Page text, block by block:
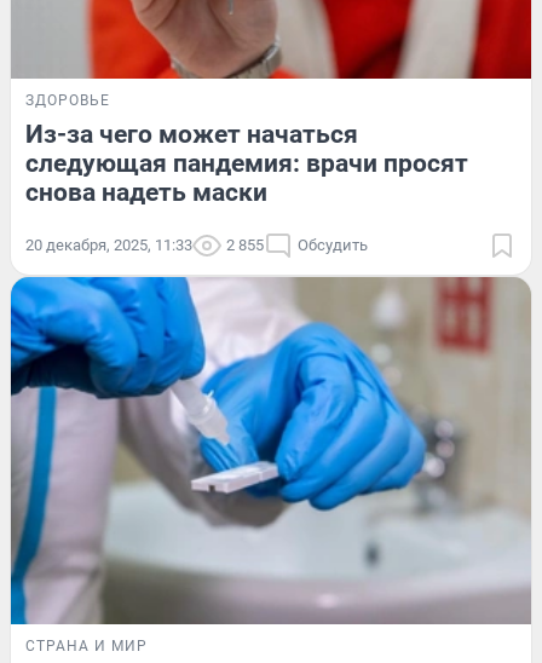
ЗДОРОВЬЕ
Из-за чего может начаться
следующая пандемия: врачи просят
снова надеть маски
20 декабря, 2025, 11:33 2 855 Обсудить
СТРАНА И МИР